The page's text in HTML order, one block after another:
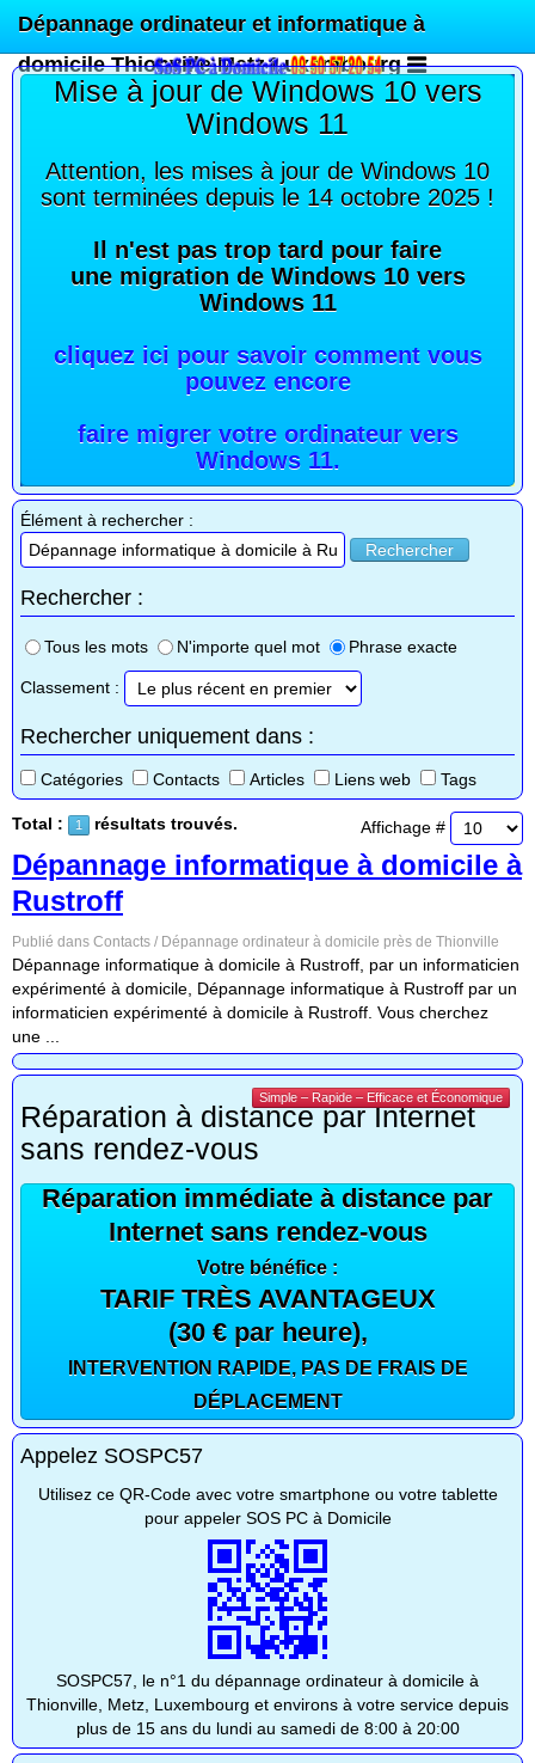
Dépannage ordinateur et informatique à
domicile Thionville Metz Luxembourg
Mise à jour de Windows 10 vers
Windows 11
Attention, les mises à jour de Windows 10
sont terminées depuis le 14 octobre 2025 !
Il n'est pas trop tard pour faire
une migration de Windows 10 vers
Windows 11
cliquez ici pour savoir comment vous
pouvez encore
faire migrer votre ordinateur vers
Windows 11.
Élément à rechercher :
Rechercher
Rechercher :
Tous les mots N'importe quel mot Phrase exacte
Classement :
Rechercher uniquement dans :
Catégories Contacts Articles Liens web Tags
Total : 1 résultats trouvés. Affichage #
Dépannage informatique à domicile à
Rustroff
Publié dans Contacts / Dépannage ordinateur à domicile près de Thionville
Dépannage informatique à domicile à Rustroff, par un informaticien
expérimenté à domicile, Dépannage informatique à Rustroff par un
informaticien expérimenté à domicile à Rustroff. Vous cherchez
une ...
Simple – Rapide – Efficace et Économique
Réparation à distance par Internet
sans rendez-vous
Réparation immédiate à distance par
Internet sans rendez-vous
Votre bénéfice :
TARIF TRÈS AVANTAGEUX
(30 € par heure),
INTERVENTION RAPIDE, PAS DE FRAIS DE
DÉPLACEMENT
Appelez SOSPC57
Utilisez ce QR-Code avec votre smartphone ou votre tablette
pour appeler SOS PC à Domicile
SOSPC57, le n°1 du dépannage ordinateur à domicile à
Thionville, Metz, Luxembourg et environs à votre service depuis
plus de 15 ans du lundi au samedi de 8:00 à 20:00